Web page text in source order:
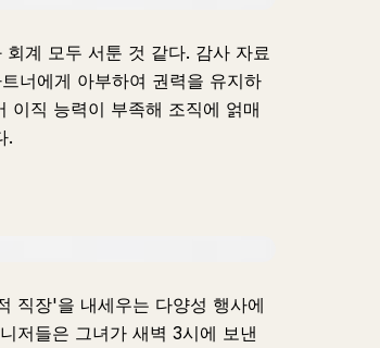
계 모두 서툰 것 같다. 감사 자료
너에게 아부하여 권력을 유지하
이직 능력이 부족해 조직에 얽매
.
직장'을 내세우는 다양성 행사에
저들은 그녀가 새벽 3시에 보낸